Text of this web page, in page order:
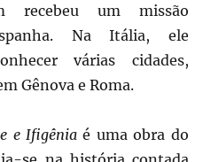
recebeu um missão
Na Itália, ele
várias cidades,
Gênova e Roma.
e Ifigênia é uma obra do